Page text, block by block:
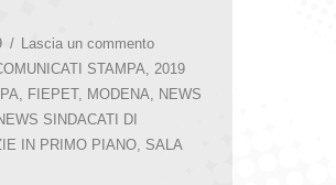
Lascia un commento
STAMPA
2019
FIEPET, MODENA
NEWS
SINDACATI DI
IN PRIMO PIANO
SALA